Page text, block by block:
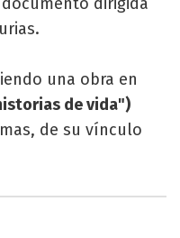
una obra en
de vida")
de su vínculo